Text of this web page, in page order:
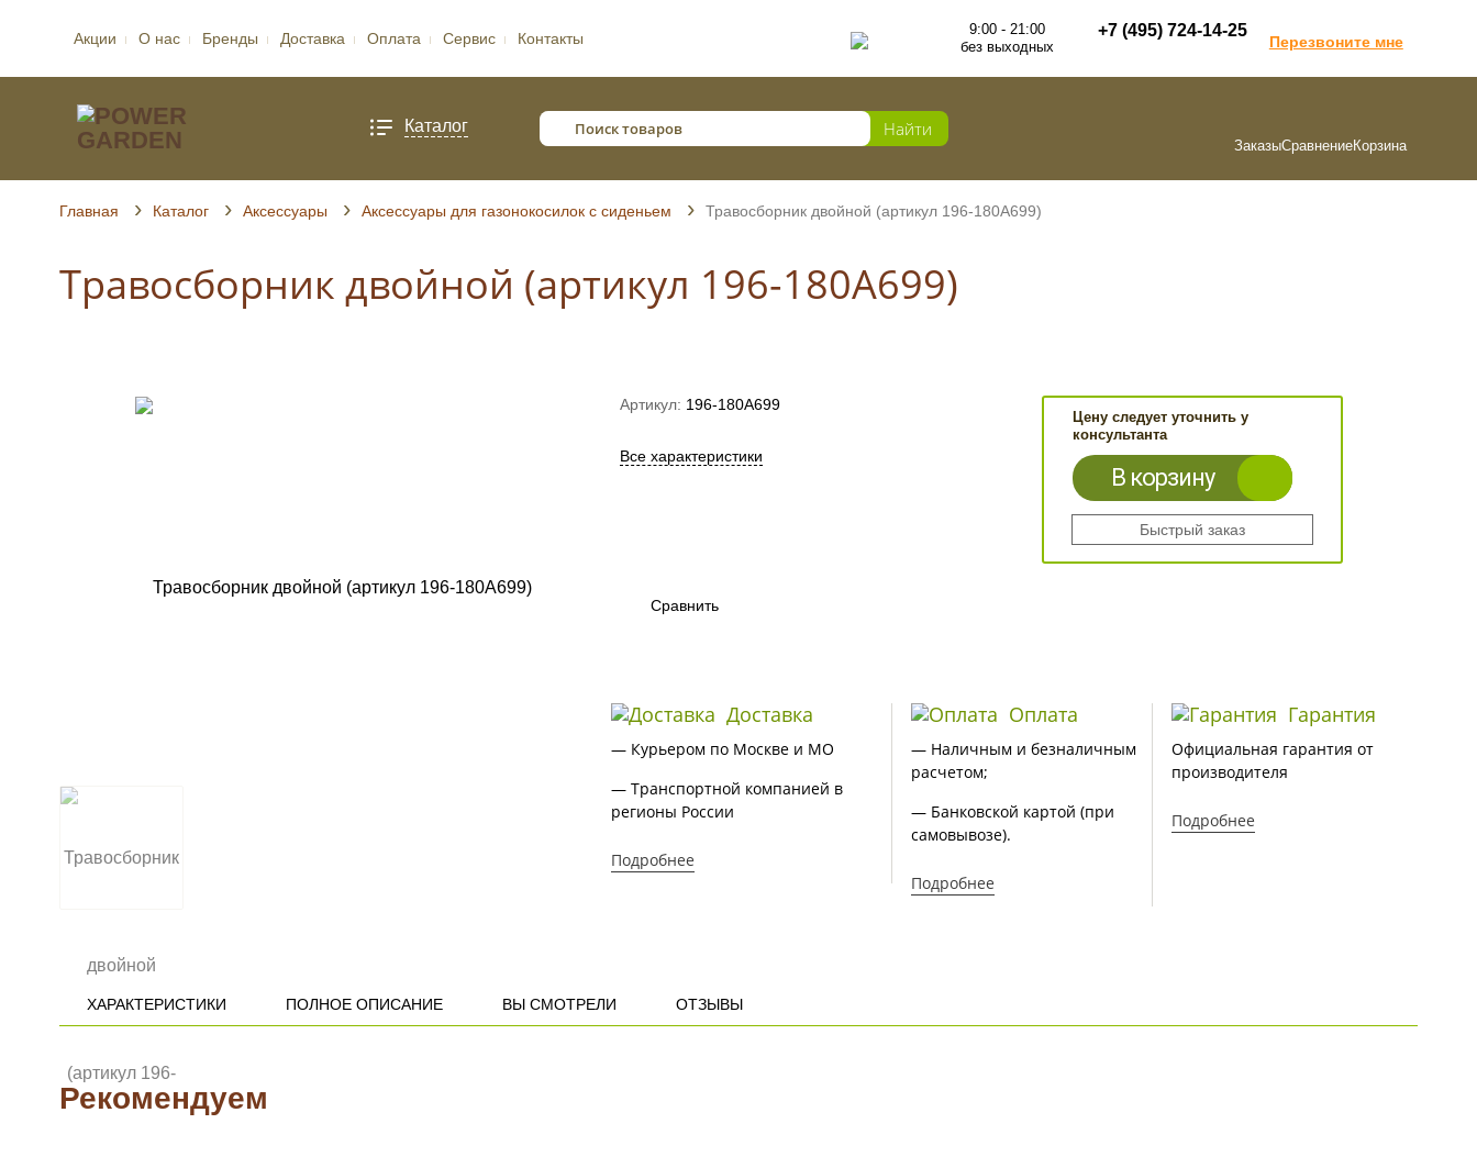
Акции О нас Бренды Доставка Оплата Сервис Контакты
9:00 - 21:00
без выходных
+7 (495) 724-14-25
Перезвоните мне
Каталог
ЗаказыСравнениеКорзина
Главная Каталог Аксессуары Аксессуары для газонокосилок с сиденьем Травосборник двойной (артикул 196-180A699)
Травосборник двойной (артикул 196-180A699)
Артикул: 196-180A699
Все характеристики
Цену следует уточнить у
консультанта
В корзину
Быстрый заказ
Сравнить
Доставка
— Курьером по Москве и МО
— Транспортной компанией в
регионы России
Подробнее
Оплата
— Наличным и безналичным
расчетом;
— Банковской картой (при
самовывозе).
Подробнее
Гарантия
Официальная гарантия от
производителя
Подробнее
ХАРАКТЕРИСТИКИ ПОЛНОЕ ОПИСАНИЕ ВЫ СМОТРЕЛИ ОТЗЫВЫ
Рекомендуем